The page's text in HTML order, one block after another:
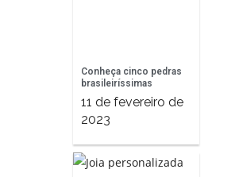
Conheça cinco pedras
brasileiríssimas
11 de fevereiro de
2023